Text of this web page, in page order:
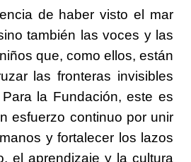
de haber visto el mar
también las voces y las
que, como ellos, están
las fronteras invisibles
la Fundación, este es
esfuerzo continuo por unir
y fortalecer los lazos
el aprendizaje y la cultura